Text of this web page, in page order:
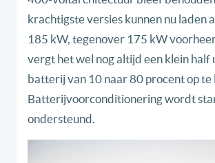
krachtigste versies kunnen nu laden
185 kW, tegenover 175 kW
vergt het wel nog altijd een klein half
batterij van 10 naar 80 procent op te
Batterijvoorconditionering wordt
ondersteund.